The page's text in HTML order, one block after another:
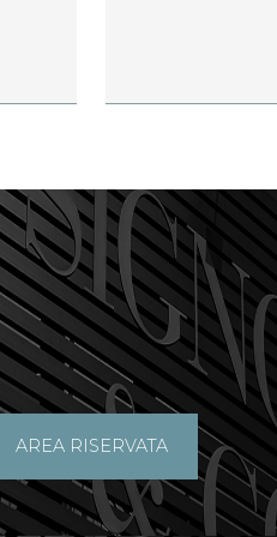
AREA RISERVATA